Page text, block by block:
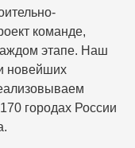
команде,
этапе. Наш
новейших
городах России